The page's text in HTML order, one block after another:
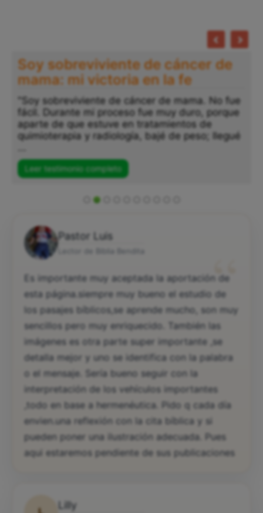
Soy sobreviviente de cáncer de
mama: mi victoria en la fe
"Soy sobreviviente de cáncer de mama. No fue
fácil. Durante mi proceso fue muy duro, porque
aparte de que estuve en tratamientos de
quimioterapia y radiología, bajé de peso; llegué
Leer testimonio completo
Pastor Luis
“
Es importante muy aceptada la aportación de
esta página.siempre muy bueno el estudio de
los pasajes bíblicos,se aprende mucho, son muy
sencillos pero muy enriquecido. También las
imágenes es otra parte super importante ,se
detalla mejor y uno se identifica con la palabra
o el mensaje. Sería bueno seguir con la
interpretación de los vehículos importantes
,todo en base a hermenéutica. Pido q cada día
envien.una reflexión con la cita bíblica y si
pueden poner una ilustración adecuada. Pues
aqui estaremos pendiente de sus publicaciones
Lilly